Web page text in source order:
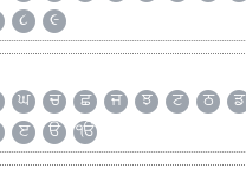
૮ ૯
ਘ ਚ ਛ ਜ ਝ ਟ ਠ ਡ
ੲ ੳ ੴ